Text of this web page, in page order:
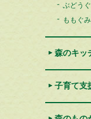
ぶどう
ももぐ
森のキッ
子育て支